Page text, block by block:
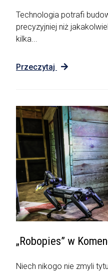
Technologia potrafi
precyzyjniej niż
kilka...
Przeczytaj
„Robopies” w
Niech nikogo nie zmyli